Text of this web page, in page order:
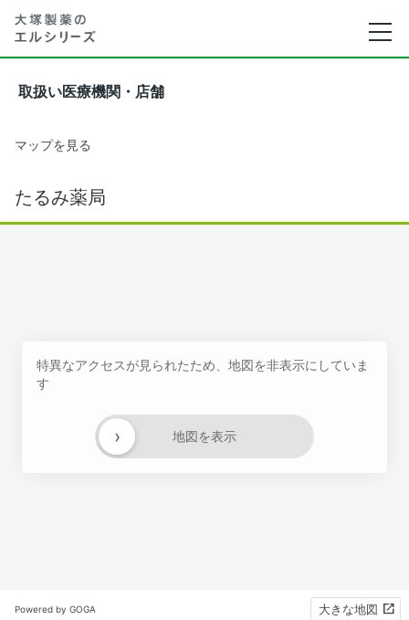
取扱い医療機関・店舗
マップを見る
たるみ薬局
特異なアクセスが見られたため、地図を非表示にしていま
す
地図を表示
›
Powered by GOGA 大きな地図